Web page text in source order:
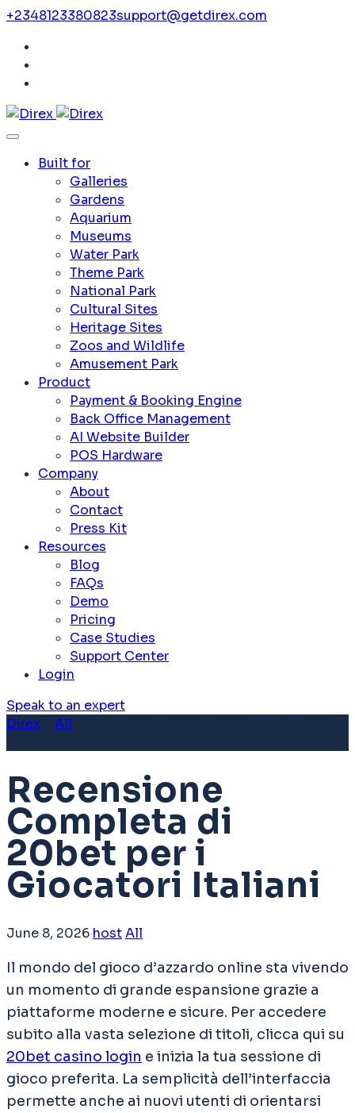
+2348123380823support@getdirex.com
Built for
Galleries
Gardens
Aquarium
Museums
Water Park
Theme Park
National Park
Cultural Sites
Heritage Sites
Zoos and Wildlife
Amusement Park
Product
Payment & Booking Engine
Back Office Management
AI Website Builder
POS Hardware
Company
About
Contact
Press Kit
Resources
Blog
FAQs
Demo
Pricing
Case Studies
Support Center
Login
Speak to an expert
Direx
All
Recensione
Completa di
20bet per i
Giocatori Italiani
June 8, 2026 hostAll
Il mondo del gioco d’azzardo online sta vivendo
un momento di grande espansione grazie a
piattaforme moderne e sicure. Per accedere
subito alla vasta selezione di titoli, clicca qui su
20bet casino login e inizia la tua sessione di
gioco preferita. La semplicità dell’interfaccia
permette anche ai nuovi utenti di orientarsi